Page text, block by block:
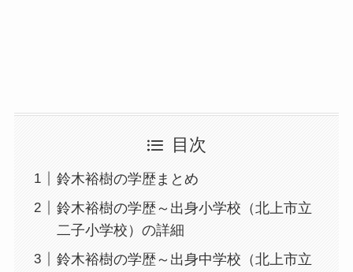
目次
鈴木裕樹の学歴まとめ
鈴木裕樹の学歴～出身小学校（北上市立
二子小学校）の詳細
鈴木裕樹の学歴～出身中学校（北上市立